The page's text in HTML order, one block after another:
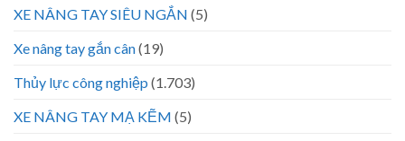
XE NÂNG TAY SIÊU NGẮN (5)
Xe nâng tay gắn cân(19)
Thủy lực công nghiệp (1.703)
XE NÂNG TAY MẠ KẼM (5)